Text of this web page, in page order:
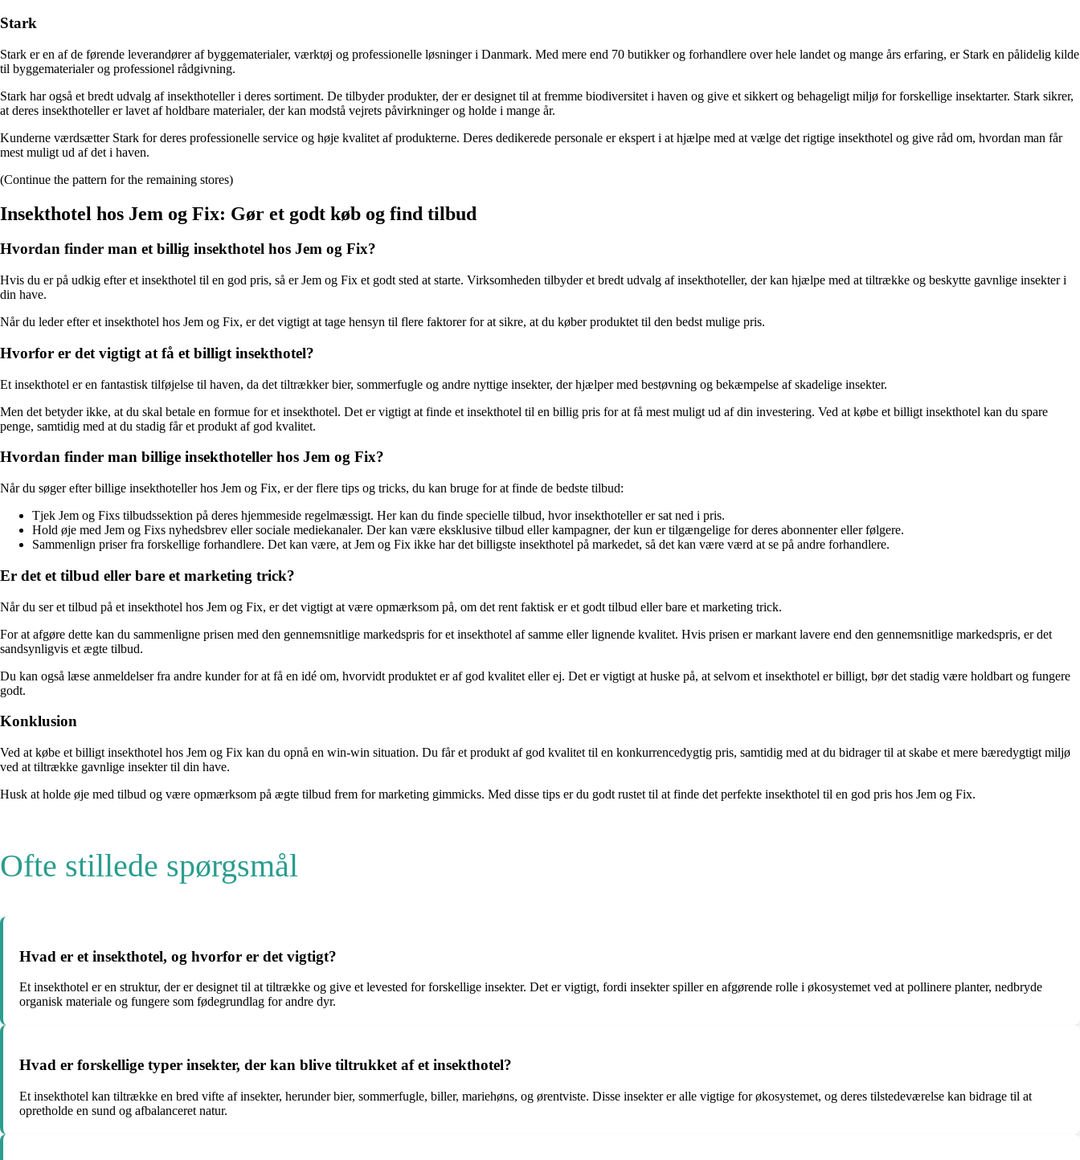
Stark
Stark er en af de førende leverandører af byggematerialer, værktøj og professionelle løsninger i Danmark. Med mere end 70 butikker og forhandlere over hele landet og mange års erfaring, er Stark en pålidelig kilde
til byggematerialer og professionel rådgivning.
Stark har også et bredt udvalg af insekthoteller i deres sortiment. De tilbyder produkter, der er designet til at fremme biodiversitet i haven og give et sikkert og behageligt miljø for forskellige insektarter. Stark sikrer,
at deres insekthoteller er lavet af holdbare materialer, der kan modstå vejrets påvirkninger og holde i mange år.
Kunderne værdsætter Stark for deres professionelle service og høje kvalitet af produkterne. Deres dedikerede personale er ekspert i at hjælpe med at vælge det rigtige insekthotel og give råd om, hvordan man får
mest muligt ud af det i haven.
(Continue the pattern for the remaining stores)
Insekthotel hos Jem og Fix: Gør et godt køb og find tilbud
Hvordan finder man et billig insekthotel hos Jem og Fix?
Hvis du er på udkig efter et insekthotel til en god pris, så er Jem og Fix et godt sted at starte. Virksomheden tilbyder et bredt udvalg af insekthoteller, der kan hjælpe med at tiltrække og beskytte gavnlige insekter i
din have.
Når du leder efter et insekthotel hos Jem og Fix, er det vigtigt at tage hensyn til flere faktorer for at sikre, at du køber produktet til den bedst mulige pris.
Hvorfor er det vigtigt at få et billigt insekthotel?
Et insekthotel er en fantastisk tilføjelse til haven, da det tiltrækker bier, sommerfugle og andre nyttige insekter, der hjælper med bestøvning og bekæmpelse af skadelige insekter.
Men det betyder ikke, at du skal betale en formue for et insekthotel. Det er vigtigt at finde et insekthotel til en billig pris for at få mest muligt ud af din investering. Ved at købe et billigt insekthotel kan du spare
penge, samtidig med at du stadig får et produkt af god kvalitet.
Hvordan finder man billige insekthoteller hos Jem og Fix?
Når du søger efter billige insekthoteller hos Jem og Fix, er der flere tips og tricks, du kan bruge for at finde de bedste tilbud:
Tjek Jem og Fixs tilbudssektion på deres hjemmeside regelmæssigt. Her kan du finde specielle tilbud, hvor insekthoteller er sat ned i pris.
Hold øje med Jem og Fixs nyhedsbrev eller sociale mediekanaler. Der kan være eksklusive tilbud eller kampagner, der kun er tilgængelige for deres abonnenter eller følgere.
Sammenlign priser fra forskellige forhandlere. Det kan være, at Jem og Fix ikke har det billigste insekthotel på markedet, så det kan være værd at se på andre forhandlere.
Er det et tilbud eller bare et marketing trick?
Når du ser et tilbud på et insekthotel hos Jem og Fix, er det vigtigt at være opmærksom på, om det rent faktisk er et godt tilbud eller bare et marketing trick.
For at afgøre dette kan du sammenligne prisen med den gennemsnitlige markedspris for et insekthotel af samme eller lignende kvalitet. Hvis prisen er markant lavere end den gennemsnitlige markedspris, er det
sandsynligvis et ægte tilbud.
Du kan også læse anmeldelser fra andre kunder for at få en idé om, hvorvidt produktet er af god kvalitet eller ej. Det er vigtigt at huske på, at selvom et insekthotel er billigt, bør det stadig være holdbart og fungere
godt.
Konklusion
Ved at købe et billigt insekthotel hos Jem og Fix kan du opnå en win-win situation. Du får et produkt af god kvalitet til en konkurrencedygtig pris, samtidig med at du bidrager til at skabe et mere bæredygtigt miljø
ved at tiltrække gavnlige insekter til din have.
Husk at holde øje med tilbud og være opmærksom på ægte tilbud frem for marketing gimmicks. Med disse tips er du godt rustet til at finde det perfekte insekthotel til en god pris hos Jem og Fix.
Ofte stillede spørgsmål
Hvad er et insekthotel, og hvorfor er det vigtigt?
Et insekthotel er en struktur, der er designet til at tiltrække og give et levested for forskellige insekter. Det er vigtigt, fordi insekter spiller en afgørende rolle i økosystemet ved at pollinere planter, nedbryde
organisk materiale og fungere som fødegrundlag for andre dyr.
Hvad er forskellige typer insekter, der kan blive tiltrukket af et insekthotel?
Et insekthotel kan tiltrække en bred vifte af insekter, herunder bier, sommerfugle, biller, mariehøns, og ørentviste. Disse insekter er alle vigtige for økosystemet, og deres tilstedeværelse kan bidrage til at
opretholde en sund og afbalanceret natur.